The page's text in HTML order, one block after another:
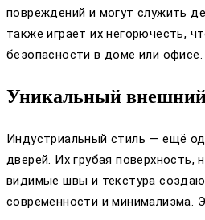
повреждений и могут служить
также играет их негорючесть,
безопасности в доме или офисе.
Уникальный внешний
Индустриальный стиль — ещё
дверей. Их грубая поверхность,
видимые швы и текстура
современности и минимализма.